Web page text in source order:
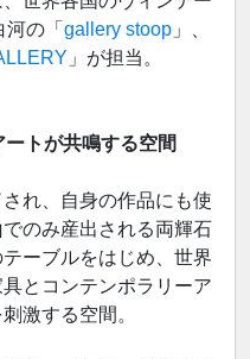
の「 gallery stoop」、
」が担当。
トが共鳴する空間
れ、自身の作品にも使
のみ産出される両輝石
ーブルをはじめ、世界
とコンテンポラリーア
激する空間。